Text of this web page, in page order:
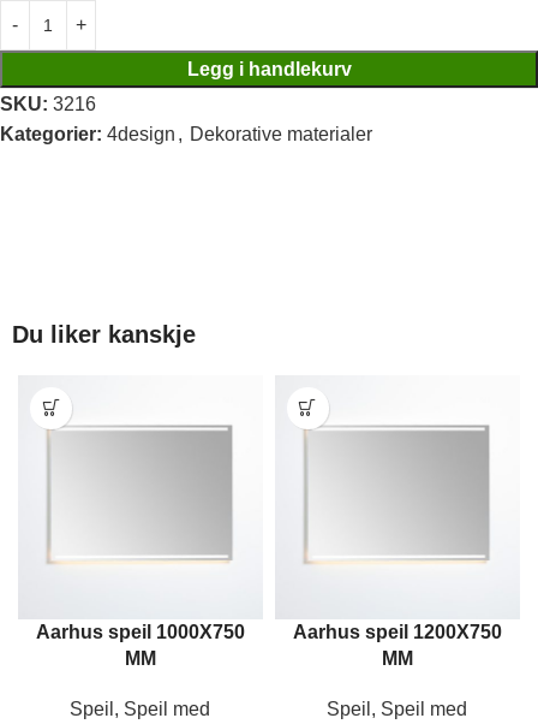
Legg i handlekurv
SKU: 3216
Kategorier: 4design , Dekorative materialer
Du liker kanskje
Aarhus speil 1000X750
MM
Speil , Speil med
Aarhus speil 1200X750
MM
Speil , Speil med